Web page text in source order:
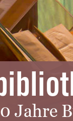
Jahre